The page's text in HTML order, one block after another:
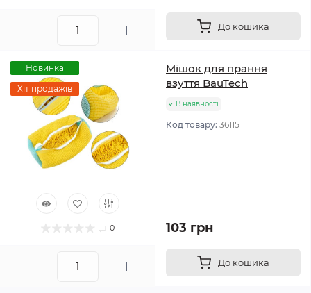
До кошика
Новинка
Хіт продажів
0
Мішок для прання
взуття BauTech
В наявності
Код товару: 36115
103 грн
До кошика